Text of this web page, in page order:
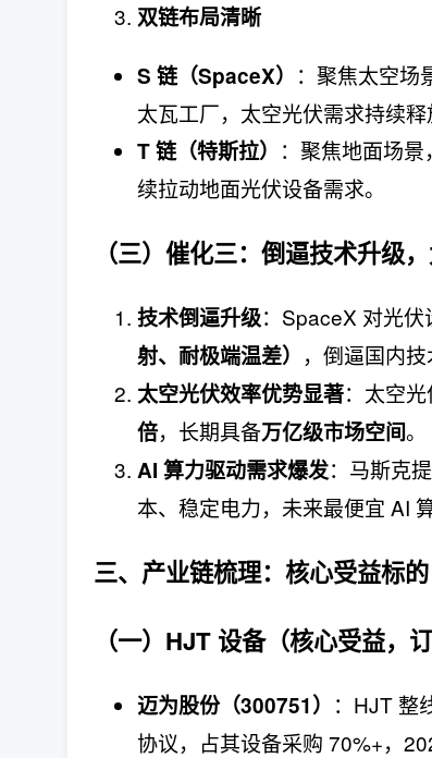
双链布局清晰
S 链（SpaceX） ：聚焦太空场
太瓦工厂，太空光伏需求持续释
T 链（特斯拉） ：聚焦地面场
续拉动地面光伏设备需求。
（三）催化三： 倒逼技术升级
技术倒逼升级：SpaceX 对光伏
射、耐极端温差） ，倒逼国内
太空光伏效率优势显著：太空
倍，长期具备万亿级市场空间。
AI 算力驱动需求爆发：马斯克
本、稳定电力，未来最便宜 AI
三、产业链梳理： 核心受益标
（一）HJT 设备（核心受益，
迈为股份（300751） ：HJT 整
协议，占其设备采购 70%+，